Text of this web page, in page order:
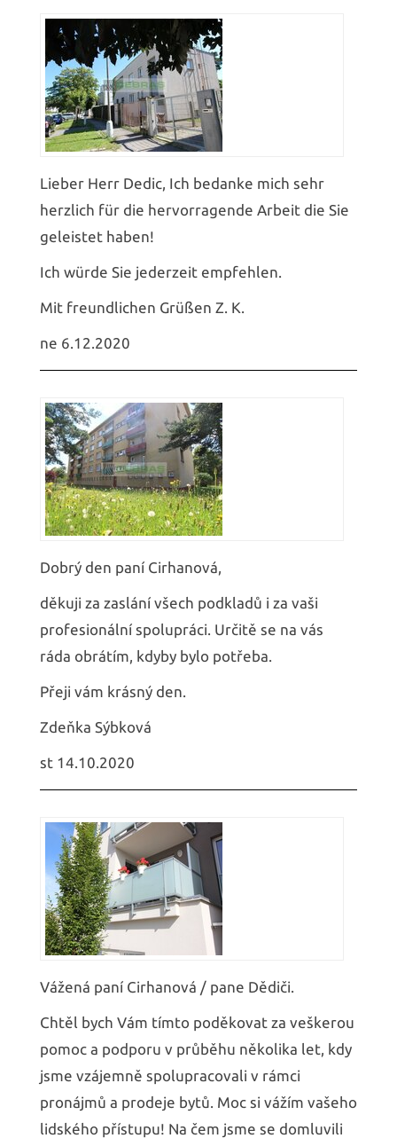
Lieber Herr Dedic, Ich bedanke mich sehr
herzlich für die hervorragende Arbeit die Sie
geleistet haben!
Ich würde Sie jederzeit empfehlen.
Mit freundlichen Grüßen Z. K.
ne 6.12.2020
Dobrý den paní Cirhanová,
děkuji za zaslání všech podkladů i za vaši
profesionální spolupráci. Určitě se na vás
ráda obrátím, kdyby bylo potřeba.
Přeji vám krásný den.
Zdeňka Sýbková
st 14.10.2020
Vážená paní Cirhanová / pane Dědiči.
Chtěl bych Vám tímto poděkovat za veškerou
pomoc a podporu v průběhu několika let, kdy
jsme vzájemně spolupracovali v rámci
pronájmů a prodeje bytů. Moc si vážím vašeho
lidského přístupu! Na čem jsme se domluvili